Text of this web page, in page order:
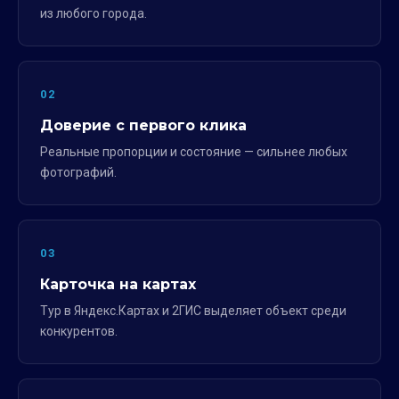
из любого города.
02
Доверие с первого клика
Реальные пропорции и состояние — сильнее любых
фотографий.
03
Карточка на картах
Тур в Яндекс.Картах и 2ГИС выделяет объект среди
конкурентов.